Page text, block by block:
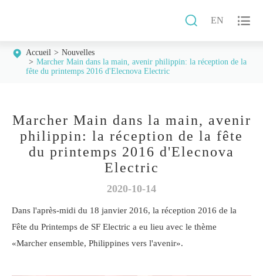
 EN 
Accueil
Nouvelles
Marcher Main dans la main, avenir philippin: la réception de la
fête du printemps 2016 d'Elecnova Electric
Marcher Main dans la main, avenir
philippin: la réception de la fête
du printemps 2016 d'Elecnova
Electric
2020-10-14
Dans l'après-midi du 18 janvier 2016, la réception 2016 de la
Fête du Printemps de SF Electric a eu lieu avec le thème
«Marcher ensemble, Philippines vers l'avenir».